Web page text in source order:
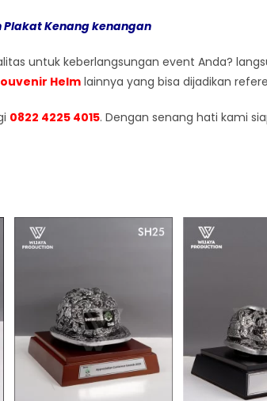
Plakat Kenang kenangan
untuk keberlangsungan event Anda?
Helm lainnya yang bisa dijadikan
0822 4225 4015. Dengan senang hati kami